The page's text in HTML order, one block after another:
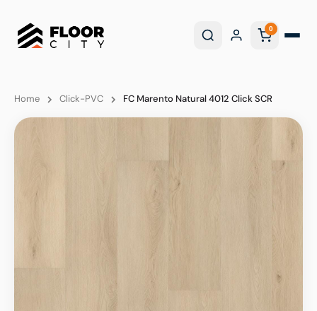
0
Home Click-PVC FC Marento Natural 4012 Click SCR